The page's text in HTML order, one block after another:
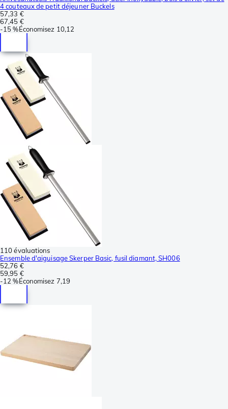
4 couteaux de petit déjeuner Buckels
57,33 €
67,45 €
-15 %Économisez 10,12
110 évaluations
Ensemble d'aiguisage Skerper Basic, fusil diamant, SH006
52,76 €
59,95 €
-12 %Économisez 7,19